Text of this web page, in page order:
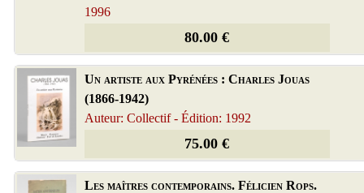
1996
80.00 €
Un artiste aux Pyrénées : Charles Jouas
(1866-1942)
Auteur: Collectif - Édition: 1992
75.00 €
Les maîtres contemporains. Félicien Rops.